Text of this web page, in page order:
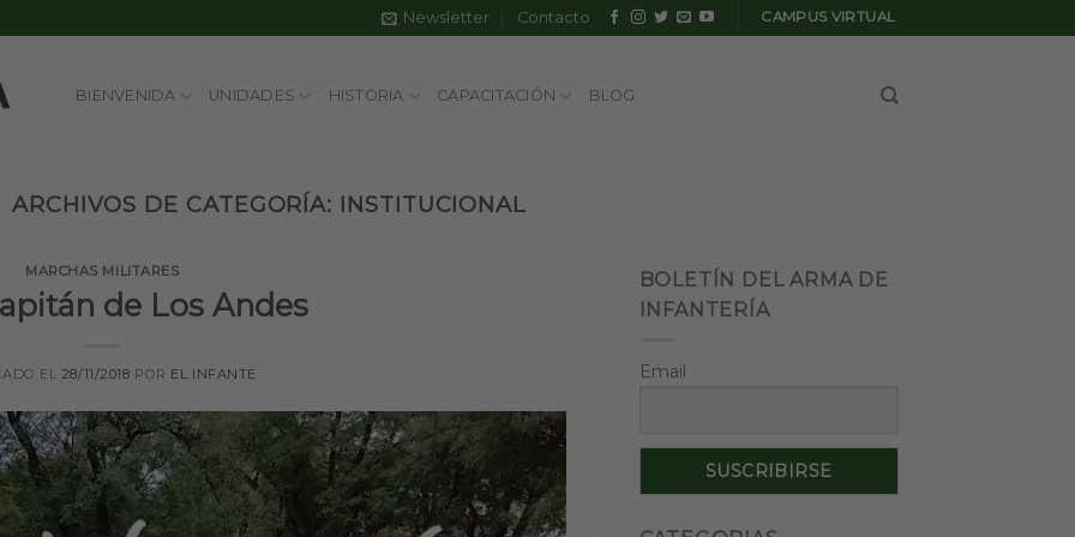
Newsletter Contacto CAMPUS VIRTUAL
BIENVENIDA UNIDADES HISTORIA CAPACITACIÓN BLOG
ARCHIVOS DE CATEGORÍA: INSTITUCIONAL
MARCHAS MILITARES
de Los Andes
EL 28/11/2018 POR EL INFANTE
BOLETÍN DEL ARMA DE
INFANTERÍA
Email